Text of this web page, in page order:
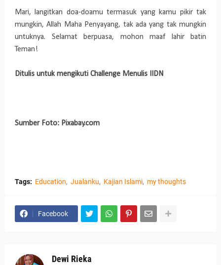
Mari, langitkan doa-doamu termasuk yang kamu pikir tak
mungkin, Allah Maha Penyayang, tak ada yang tak mungkin
untuknya. Selamat berpuasa, mohon maaf lahir batin
Teman!
Ditulis untuk mengikuti Challenge Menulis IIDN
Sumber Foto: Pixabay.com
Tags: Education Jualanku Kajian Islami my thoughts
Facebook
Dewi Rieka